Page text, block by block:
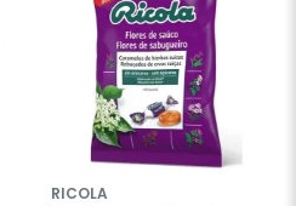
RICOLA